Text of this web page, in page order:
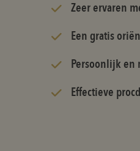
Zeerervaren
Een gratis
Persoonlijk en
Effectieve